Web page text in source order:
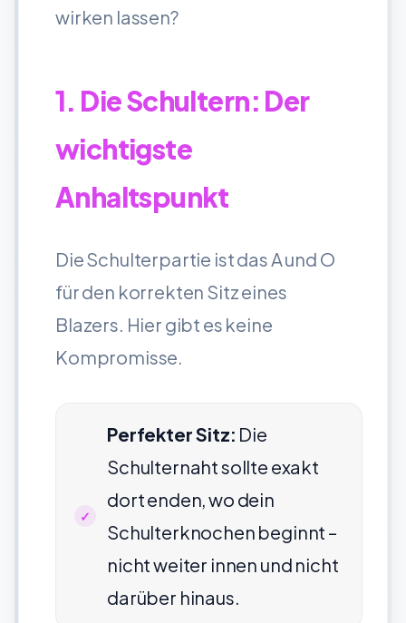
wirken lassen?
1. Die Schultern: Der
wichtigste
Anhaltspunkt
Die Schulterpartie ist das A und O
für den korrekten Sitz eines
Blazers. Hier gibt es keine
Kompromisse.
Perfekter Sitz: Die
Schulternaht sollte exakt
dort enden, wo dein
Schulterknochen beginnt –
nicht weiter innen und nicht
darüber hinaus.